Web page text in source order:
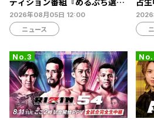
決定戦2026』の生配信が決定
2026年08月05日 12:00
ニュース
乃風